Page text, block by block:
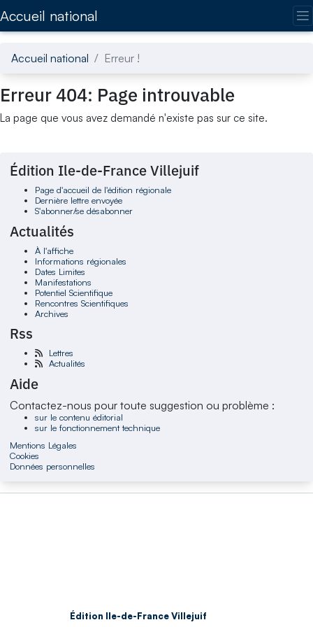
Accueil national
Accueil national Erreur !
Erreur 404: Page introuvable
La page que vous avez demandé n'existe pas sur ce site.
Édition Ile-de-France Villejuif
Page d'accueil de l'édition régionale
Dernière lettre envoyée
S'abonner/se désabonner
Actualités
À l'affiche
Informations régionales
Dates Limites
Manifestations
Potentiel Scientifique
Rencontres Scientifiques
Archives
Rss
Lettres
Actualités
Aide
Contactez-nous pour toute suggestion ou problème :
sur le contenu éditorial
sur le fonctionnement technique
Mentions Légales
Cookies
Données personnelles
Édition Ile-de-France Villejuif